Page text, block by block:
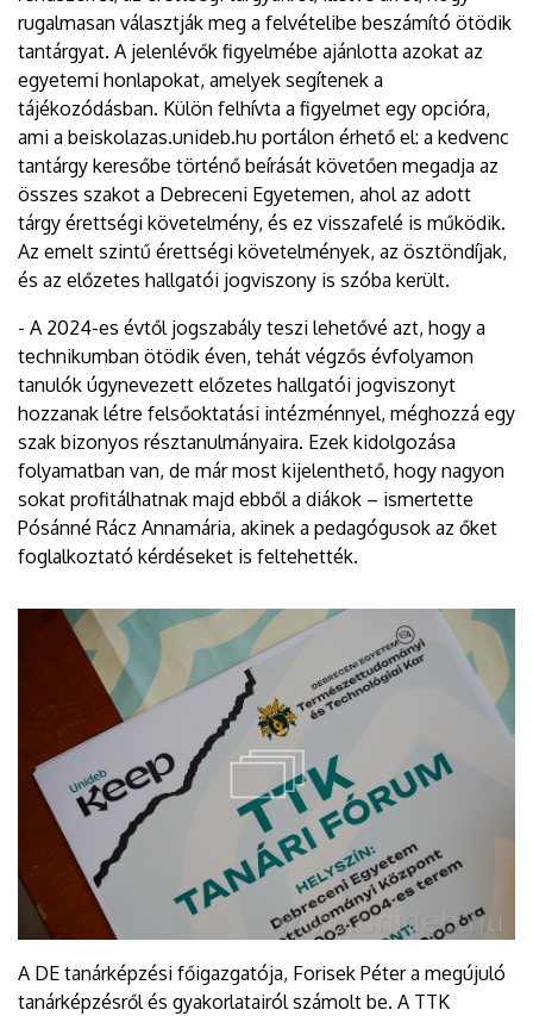
rugalmasan választják meg a felvételibe beszámító ötödik
tantárgyat. A jelenlévők figyelmébe ajánlotta azokat az
egyetemi honlapokat, amelyek segítenek a
tájékozódásban. Külön felhívta a figyelmet egy opcióra,
ami a beiskolazas.unideb.hu portálon érhető el: a kedvenc
tantárgy keresőbe történő beírását követően megadja az
összes szakot a Debreceni Egyetemen, ahol az adott
tárgy érettségi követelmény, és ez visszafelé is működik.
Az emelt szintű érettségi követelmények, az ösztöndíjak,
és az előzetes hallgatói jogviszony is szóba került.
- A 2024-es évtől jogszabály teszi lehetővé azt, hogy a
technikumban ötödik éven, tehát végzős évfolyamon
tanulók úgynevezett előzetes hallgatói jogviszonyt
hozzanak létre felsőoktatási intézménnyel, méghozzá egy
szak bizonyos résztanulmányaira. Ezek kidolgozása
folyamatban van, de már most kijelenthető, hogy nagyon
sokat profitálhatnak majd ebből a diákok – ismertette
Pósánné Rácz Annamária, akinek a pedagógusok az őket
foglalkoztató kérdéseket is feltehették.
A DE tanárképzési főigazgatója, Forisek Péter a megújuló
tanárképzésről és gyakorlatairól számolt be. A TTK